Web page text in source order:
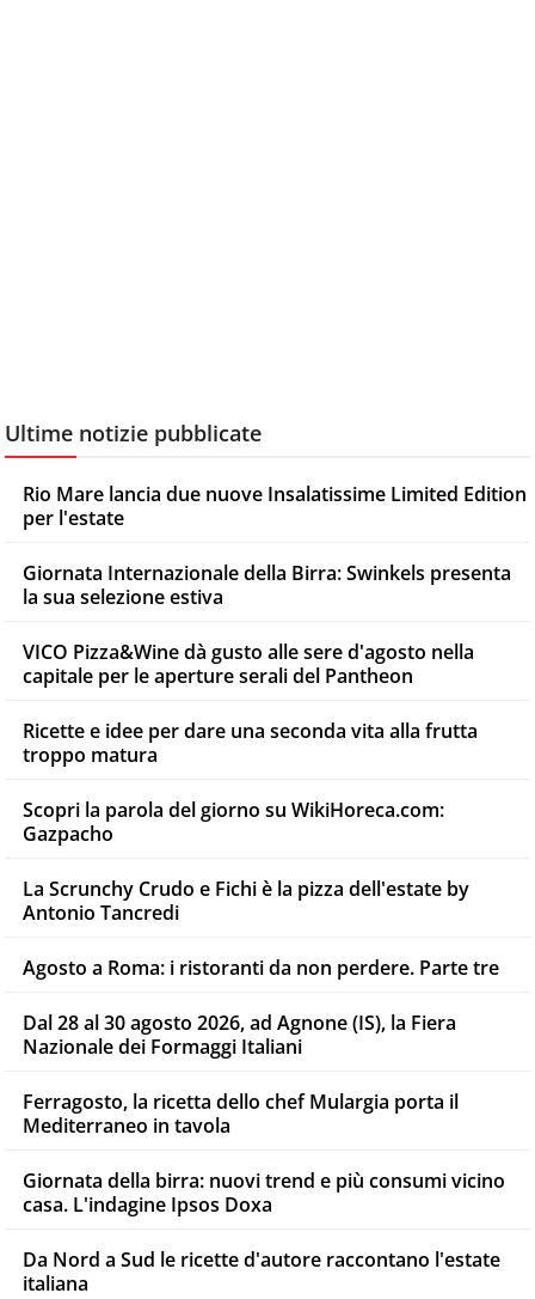
Ultime notizie pubblicate
Rio Mare lancia due nuove Insalatissime Limited Edition
per l'estate
Giornata Internazionale della Birra: Swinkels presenta
la sua selezione estiva
VICO Pizza&Wine dà gusto alle sere d'agosto nella
capitale per le aperture serali del Pantheon
Ricette e idee per dare una seconda vita alla frutta
troppo matura
Scopri la parola del giorno su WikiHoreca.com:
Gazpacho
La Scrunchy Crudo e Fichi è la pizza dell'estate by
Antonio Tancredi
Agosto a Roma: i ristoranti da non perdere. Parte tre
Dal 28 al 30 agosto 2026, ad Agnone (IS), la Fiera
Nazionale dei Formaggi Italiani
Ferragosto, la ricetta dello chef Mulargia porta il
Mediterraneo in tavola
Giornata della birra: nuovi trend e più consumi vicino
casa. L'indagine Ipsos Doxa
Da Nord a Sud le ricette d'autore raccontano l'estate
italiana